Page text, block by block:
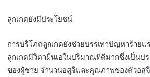
ลูกเกดยังมีประโยชน์
การบริโภคลูกเกดยังช่วยบรรเทาปัญหาร้ายแ
ลูกเกดมีวิตามินเอในปริมาณที่ดีมากซึ่งเป็นป
ของผู้ชาย จำนวนอสุจิและคุณภาพของตัวอสุ